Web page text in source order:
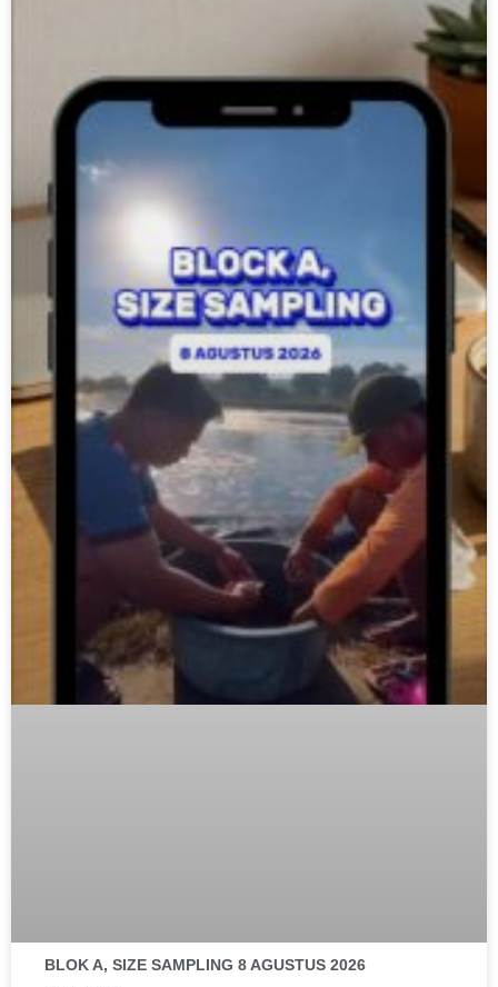
BLOK A, SIZE SAMPLING 8 AGUSTUS 2026